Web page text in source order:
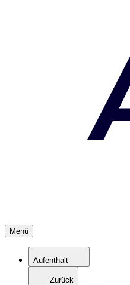
Menü
Aufenthalt
Zurück